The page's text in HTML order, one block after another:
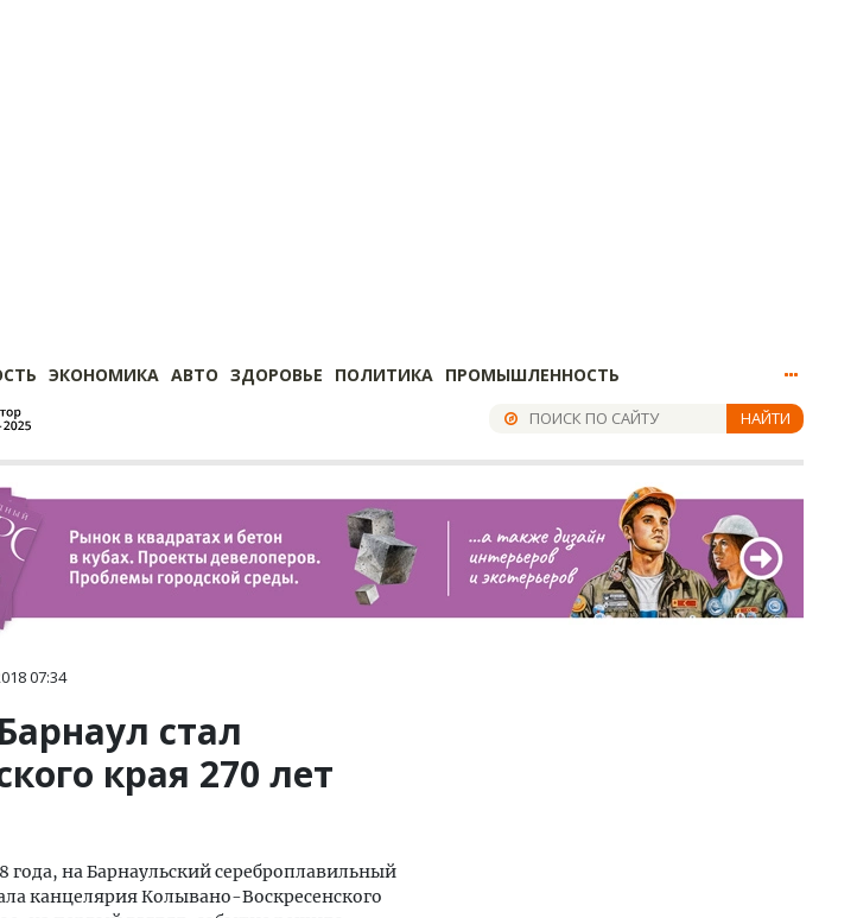
ЭКОНОМИКА АВТО ЗДОРОВЬЕ ПОЛИТИКА ПРОМЫШЛЕННОСТЬ
НАЙТИ
07:34
стал
края 270 лет
года, на Барнаульский сереброплавильный
канцелярия Колывано-Воскресенского